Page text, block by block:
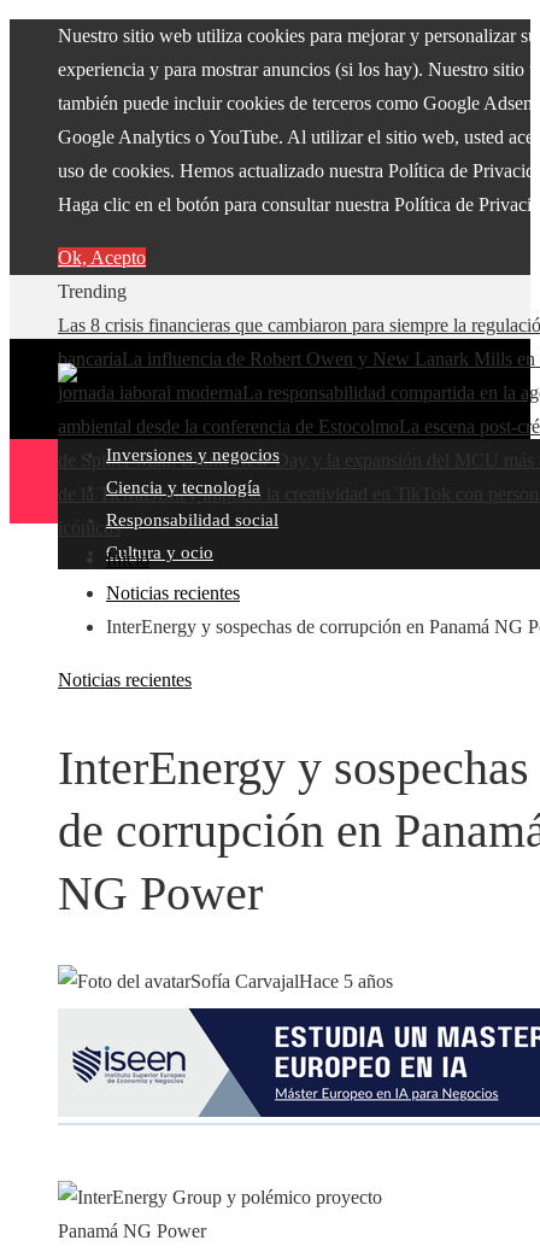
Nuestro sitio web utiliza cookies para mejorar y personalizar su
experiencia y para mostrar anuncios (si los hay). Nuestro sitio
también puede incluir cookies de terceros como Google
Google Analytics o YouTube. Al utilizar el sitio web, usted
uso de cookies. Hemos actualizado nuestra Política de
Haga clic en el botón para consultar nuestra Política de
Ok, Acepto
Trending
Las 8 crisis financieras que cambiaron para siempre la
bancariaLa influencia de Robert Owen y New Lanark Mills en
jornada laboral modernaLa responsabilidad compartida en la
ambiental desde la conferencia de EstocolmoLa escena post-
de Spider-Man: Brand New Day y la expansión del MCU más
de la TierraDisney impulsa la creatividad en TikTok con
icónicos
Inversiones y negocios
Ciencia y tecnología
Responsabilidad social
Cultura y ocio
Inicio
Noticias recientes
InterEnergy y sospechas de corrupción en Panamá NG
Noticias recientes
InterEnergy y sospechas
de corrupción en
NG Power
Sofía CarvajalHace 5 años